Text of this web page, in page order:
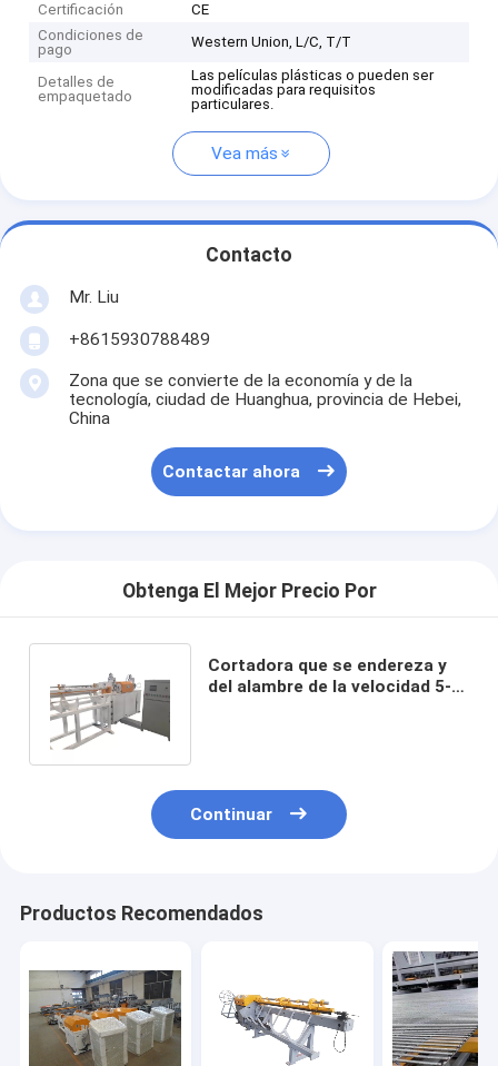
Certificación
CE
Condiciones de
pago
Western Union, L/C, T/T
Detalles de
empaquetado
Las películas plásticas o pueden ser
modificadas para requisitos
particulares.
Vea más
Contacto
Mr. Liu
+8615930788489
Zona que se convierte de la economía y de la
tecnología, ciudad de Huanghua, provincia de Hebei,
China
Contactar ahora
Obtenga El Mejor Precio Por
Cortadora que se endereza y
del alambre de la velocidad 5-
Continuar
Productos Recomendados